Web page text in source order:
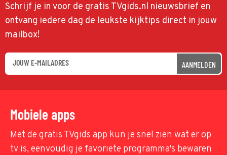
Schrijf je in voor de gratis TVgids.nl nieuwsbrief en
ontvang iedere dag de leukste kijktips direct in jouw
mailbox!
AANMELDEN
Mobiele apps
Met de gratis TVgids app kun je snel zien wat er op
tv is, eenvoudig je favoriete programma's bewaren